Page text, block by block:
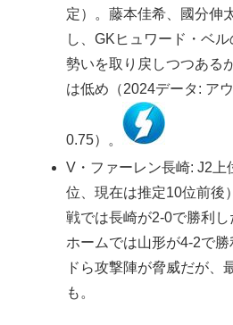
定）。藤本佳希、國分伸
し、GKヒュワード・ベル
勢いを取り戻しつつある
は低め（2024データ: ア
0.75）。
V・ファーレン長崎: J2
位、現在は推定10位前後
戦では長崎が2-0で勝利
ホームでは山形が4-2で
ドら攻撃陣が脅威だが、
も。